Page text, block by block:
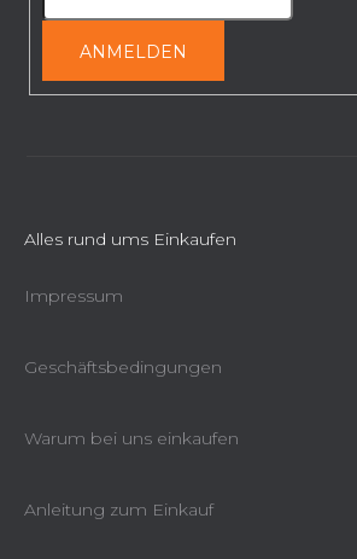
ANMELDEN
Alles rund ums Einkaufen
Impressum
Geschäftsbedingungen
Warum bei uns einkaufen
Anleitung zum Einkauf